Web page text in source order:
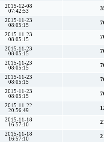
2015-12-08
07:42:53
2015-11-23
08:05:15
2015-11-23
08:05:15
2015-11-23
08:05:15
2015-11-23
08:05:15
2015-11-23
08:05:15
2015-11-23
08:05:15
2015-11-22
20:56:49
2015-11-18
16:57:10
2015-11-18
16:57:10